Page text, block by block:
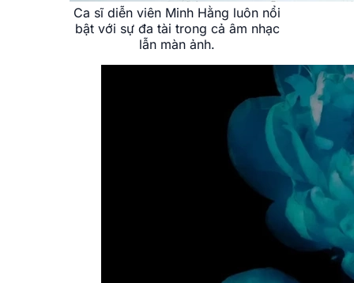
Ca sĩ diễn viên Minh Hằng luôn nổi
bật với sự đa tài trong cả âm nhạc
lẫn màn ảnh.